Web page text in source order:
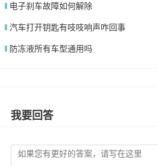
电子刹车故障如何解除
汽车打开钥匙有吱吱响声咋回事
防冻液所有车型通用吗
我要回答